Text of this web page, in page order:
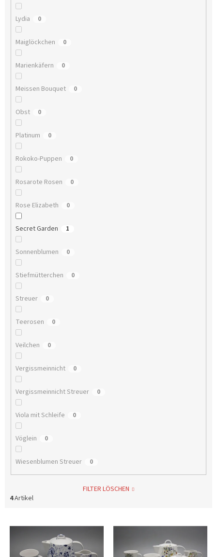
Lydia 0
Maiglöckchen 0
Marienkäfern 0
Meissen Bouquet 0
Obst 0
Platinum 0
Rokoko-Puppen 0
Rosarote Rosen 0
Rose Elizabeth 0
Secret Garden 1
Sonnenblumen 0
Stiefmütterchen 0
Streuer 0
Teerosen 0
Veilchen 0
Vergissmeinnicht 0
Vergissmeinnicht Streuer 0
Viola mit Schleife 0
Vöglein 0
Wiesenblumen Streuer 0
FILTER LÖSCHEN
4Artikel